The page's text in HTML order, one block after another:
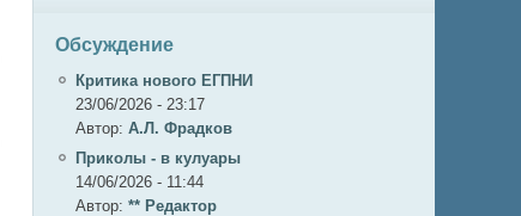
Обсуждение
Критика нового ЕГПНИ
23/06/2026 - 23:17
Автор: А.Л. Фрадков
Приколы - в кулуары
14/06/2026 - 11:44
Автор: ** Редактор